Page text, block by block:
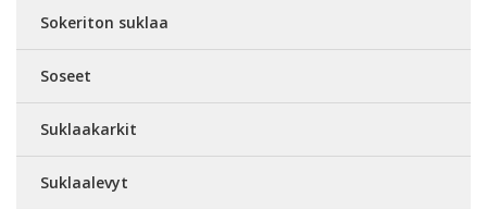
Sokeriton suklaa
Soseet
Suklaakarkit
Suklaalevyt